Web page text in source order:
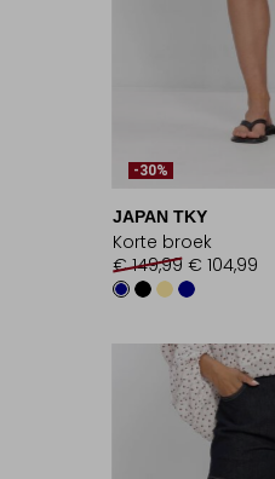
-30%
JAPAN TKY
Korte broek
€ 149,99 € 104,99